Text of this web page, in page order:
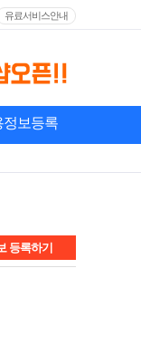
유료서비스안내
정보등록
등록하기